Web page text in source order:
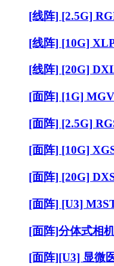
[线阵] [2.5G]
[线阵] [10G]
[线阵] [20G]
[面阵] [1G]
[面阵] [2.5G]
[面阵] [10G]
[面阵] [20G]
[面阵] [U3]
[面阵]分体式相
[面阵][U3] 显微